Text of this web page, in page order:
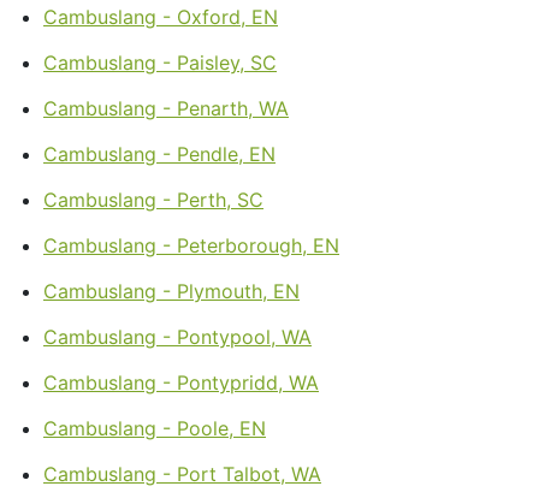
Cambuslang - Oxford, EN
Cambuslang - Paisley, SC
Cambuslang - Penarth, WA
Cambuslang - Pendle, EN
Cambuslang - Perth, SC
Cambuslang - Peterborough, EN
Cambuslang - Plymouth, EN
Cambuslang - Pontypool, WA
Cambuslang - Pontypridd, WA
Cambuslang - Poole, EN
Cambuslang - Port Talbot, WA